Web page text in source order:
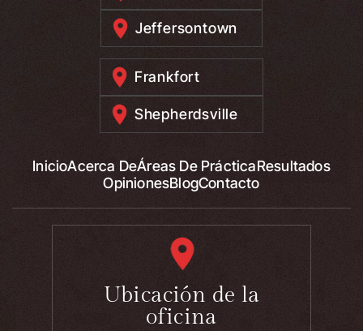
Jeffersontown
Frankfort
Shepherdsville
InicioAcerca DeÁreas De PrácticaResultados
OpinionesBlogContacto
Ubicación de la
oficina